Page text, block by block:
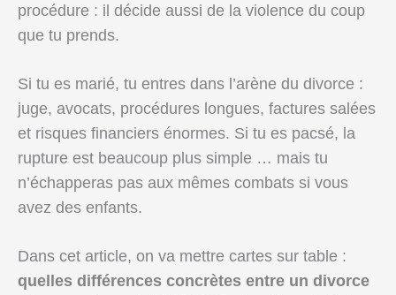
procédure : il décide aussi de la violence du coup
que tu prends.
Si tu es marié, tu entres dans l’arène du divorce :
juge, avocats, procédures longues, factures salées
et risques financiers énormes. Si tu es pacsé, la
rupture est beaucoup plus simple … mais tu
n’échapperas pas aux mêmes combats si vous
avez des enfants.
Dans cet article, on va mettre cartes sur table :
quelles différences concrètes entre un divorce